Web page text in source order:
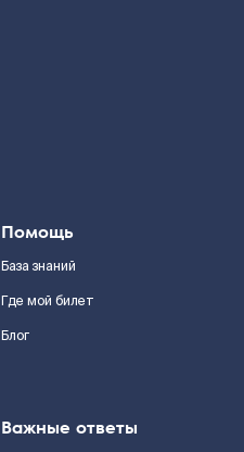
Помощь
База знаний
Где мой билет
Блог
Важные ответы